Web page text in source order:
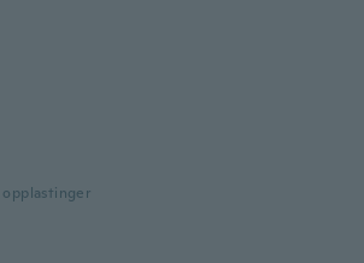
opplastinger